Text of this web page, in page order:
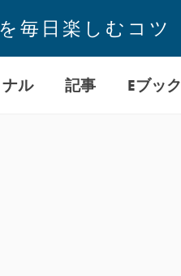
毎日楽しむコツ
ル 記事 Eブック